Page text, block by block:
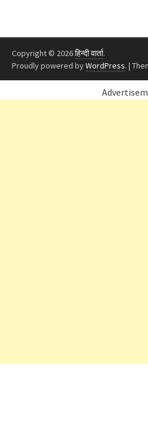
Copyright © 2026हिन्दी वार्ता.
Proudly powered byWordPress. |